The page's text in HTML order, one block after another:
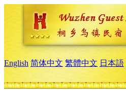
English 简体中文 繁體中文 日本語